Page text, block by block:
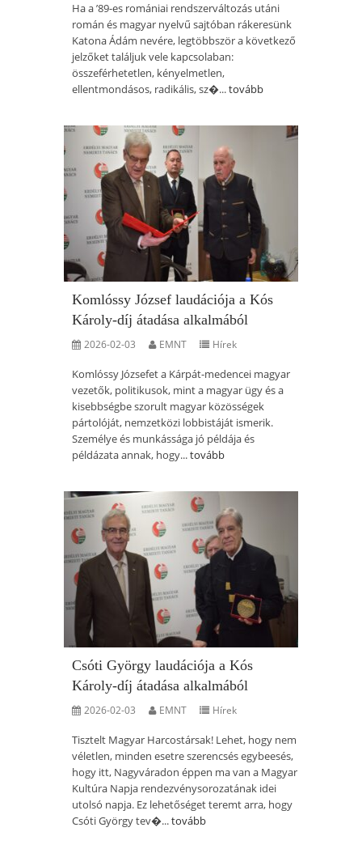
Ha a ’89-es romániai rendszerváltozás utáni
román és magyar nyelvű sajtóban rákeresünk
Katona Ádám nevére, legtöbbször a következő
jelzőket találjuk vele kapcsolaban:
összeférhetetlen, kényelmetlen,
ellentmondásos, radikális, sz�...tovább
Komlóssy József laudációja a Kós
Károly-díj átadása alkalmából
2026-02-03 EMNT Hírek
Komlóssy Józsefet a Kárpát-medencei magyar
vezetők, politikusok, mint a magyar ügy és a
kisebbségbe szorult magyar közösségek
pártolóját, nemzetközi lobbistáját ismerik.
Személye és munkássága jó példája és
példázata annak, hogy...tovább
Csóti György laudációja a Kós
Károly-díj átadása alkalmából
2026-02-03 EMNT Hírek
Tisztelt Magyar Harcostársak! Lehet, hogy nem
véletlen, minden esetre szerencsés egybeesés,
hogy itt, Nagyváradon éppen ma van a Magyar
Kultúra Napja rendezvénysorozatának idei
utolsó napja. Ez lehetőséget teremt arra, hogy
Csóti György tev�...tovább